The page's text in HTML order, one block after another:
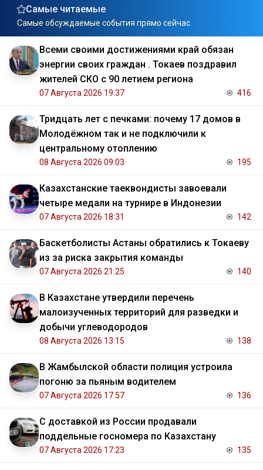
Самые читаемые
Самые обсуждаемые события прямо сейчас
Всеми своими достижениями край обязан
энергии своих граждан . Токаев поздравил
жителей СКО с 90 летием региона
07 Августа 2026 19:37 416
Тридцать лет с печками: почему 17 домов в
Молодёжном так и не подключили к
центральному отоплению
08 Августа 2026 09:03 195
Казахстанские таеквондисты завоевали
четыре медали на турнире в Индонезии
07 Августа 2026 18:31 142
Баскетболисты Астаны обратились к Токаеву
из за риска закрытия команды
07 Августа 2026 21:25 140
В Казахстане утвердили перечень
малоизученных территорий для разведки и
добычи углеводородов
08 Августа 2026 13:15 138
В Жамбылской области полиция устроила
погоню за пьяным водителем
07 Августа 2026 17:57 136
С доставкой из России продавали
поддельные госномера по Казахстану
07 Августа 2026 17:23 135